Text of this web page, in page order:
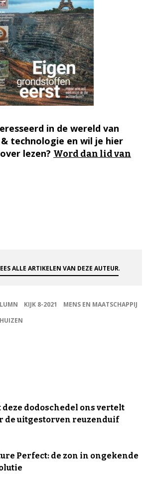
in de wereld van
technologie en wil je hier
lezen? Word dan lid van
ALLE ARTIKELEN VAN DEZE AUTEUR.
KIJK 8-2021
MENS EN MAATSCHAPPIJ
deze dodoschedel ons vertelt
de uitgestorven reuzenduif
Perfect: de zon in ongekende